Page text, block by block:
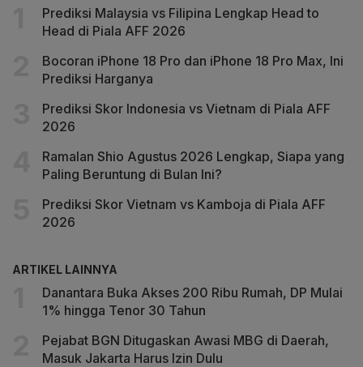
Prediksi Malaysia vs Filipina Lengkap Head to
Head di Piala AFF 2026
Bocoran iPhone 18 Pro dan iPhone 18 Pro Max, Ini
Prediksi Harganya
Prediksi Skor Indonesia vs Vietnam di Piala AFF
2026
Ramalan Shio Agustus 2026 Lengkap, Siapa yang
Paling Beruntung di Bulan Ini?
Prediksi Skor Vietnam vs Kamboja di Piala AFF
2026
ARTIKEL LAINNYA
Danantara Buka Akses 200 Ribu Rumah, DP Mulai
1% hingga Tenor 30 Tahun
Pejabat BGN Ditugaskan Awasi MBG di Daerah,
Masuk Jakarta Harus Izin Dulu